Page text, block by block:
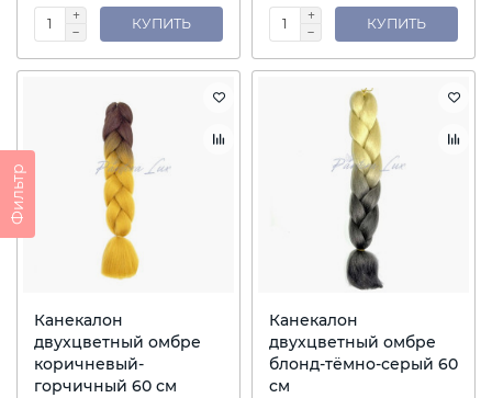
Фильтр
КУПИТЬ КУПИТЬ
Канекалон
двухцветный омбре
коричневый-
горчичный 60 см
Канекалон
двухцветный омбре
блонд-тёмно-серый 60
см